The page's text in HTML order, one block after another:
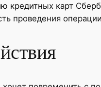
кредитных карт
проведения